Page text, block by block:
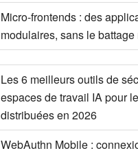
Micro-frontends : des
modulaires, sans le
Les 6 meilleurs outils de
espaces de travail IA pour
distribuées en 2026
WebAuthn Mobile :